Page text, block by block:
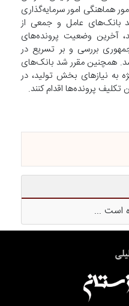
هماهنگی امور سرمایه‌گذاری
بانک‌های عامل و جمعی از
شد، آخرین وضعیت پرونده‌های
بررسی و بر تسریع در
شد. همچنین مقرر شد بانک‌های
به نیاز‌های بخش تولید، در
پرونده‌ها اقدام کنند.
است ...